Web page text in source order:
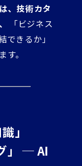
、技術カタ
「ビジネス
できるか」
。
」
」 ─ AI